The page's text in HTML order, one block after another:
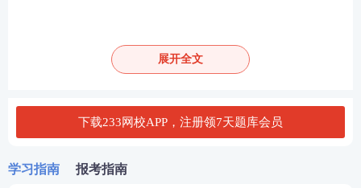
C.稠度大、黏度大
查看答案
展开全文
下载233网校APP，注册领7天题库会员
学习指南 报考指南